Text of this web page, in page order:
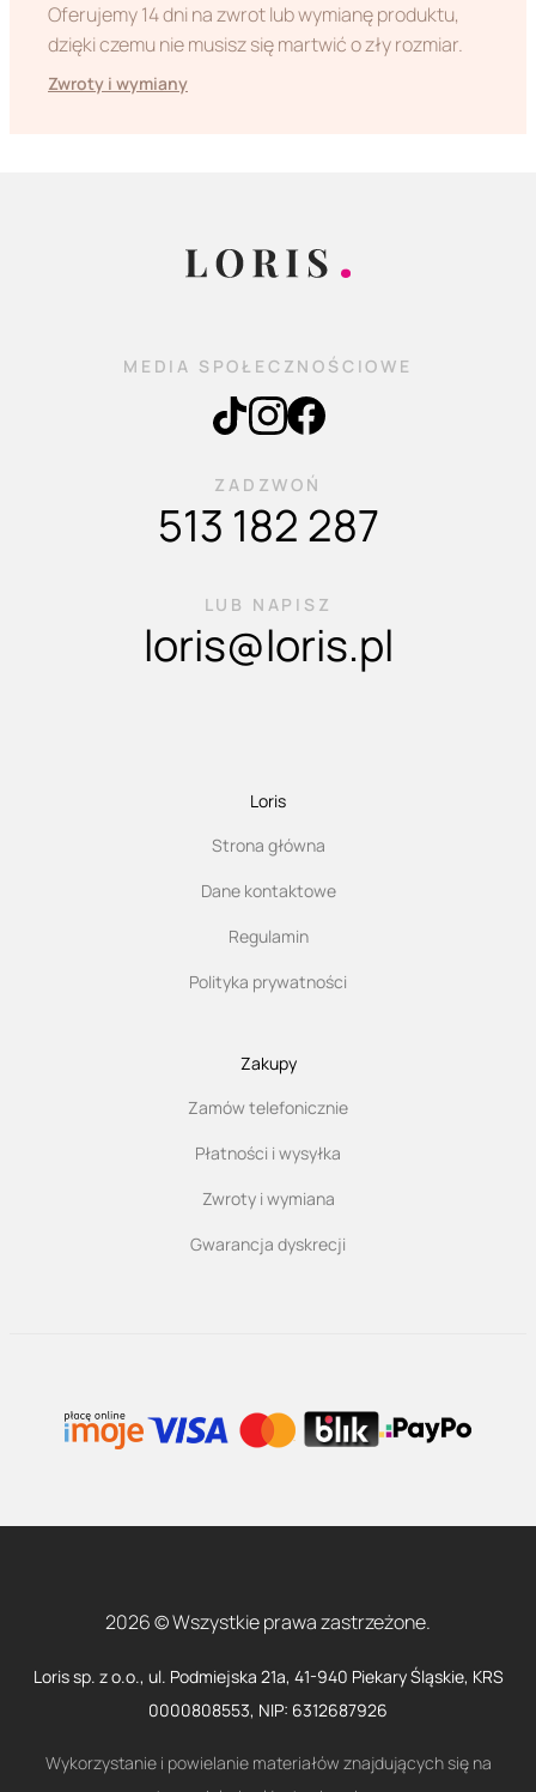
Oferujemy 14 dni na zwrot lub wymianę produktu,
dzięki czemu nie musisz się martwić o zły rozmiar.
Zwroty i wymiany
MEDIA SPOŁECZNOŚCIOWE
ZADZWOŃ
513 182 287
LUB NAPISZ
loris@loris.pl
Loris
Strona główna
Dane kontaktowe
Regulamin
Polityka prywatności
Zakupy
Zamów telefonicznie
Płatności i wysyłka
Zwroty i wymiana
Gwarancja dyskrecji
2026 © Wszystkie prawa zastrzeżone.
Loris sp. z o.o., ul. Podmiejska 21a, 41-940 Piekary Śląskie, KRS
0000808553, NIP: 6312687926
Wykorzystanie i powielanie materiałów znajdujących się na